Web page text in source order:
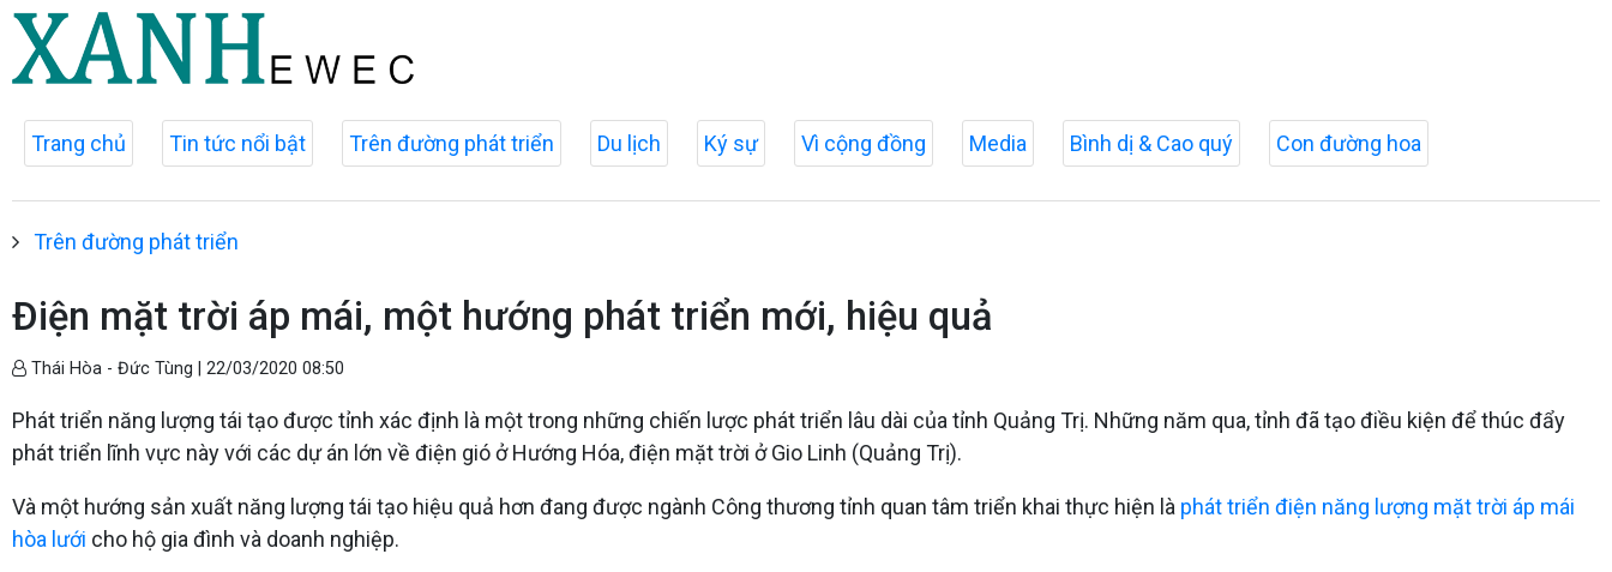
Trang chủ Tin tức nổi bật Trên đường phát triển Du lịch Ký sự Vì cộng đồng Media Bình dị & Cao quý Con đường hoa
Trên đường phát triển
Điện mặt trời áp mái, một hướng phát triển mới, hiệu quả
Thái Hòa - Đức Tùng | 22/03/2020 08:50
Phát triển năng lượng tái tạo được tỉnh xác định là một trong những chiến lược phát triển lâu dài của tỉnh Quảng Trị. Những năm qua, tỉnh đã tạo điều kiện để thúc đẩy
phát triển lĩnh vực này với các dự án lớn về điện gió ở Hướng Hóa, điện mặt trời ở Gio Linh (Quảng Trị).
Và một hướng sản xuất năng lượng tái tạo hiệu quả hơn đang được ngành Công thương tỉnh quan tâm triển khai thực hiện là phát triển điện năng lượng mặt trời áp mái
hòa lưới cho hộ gia đình và doanh nghiệp.